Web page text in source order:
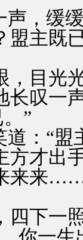
，缓缓
盟主既
目光光
长叹一
”
：“盟
才出
来来
下一照